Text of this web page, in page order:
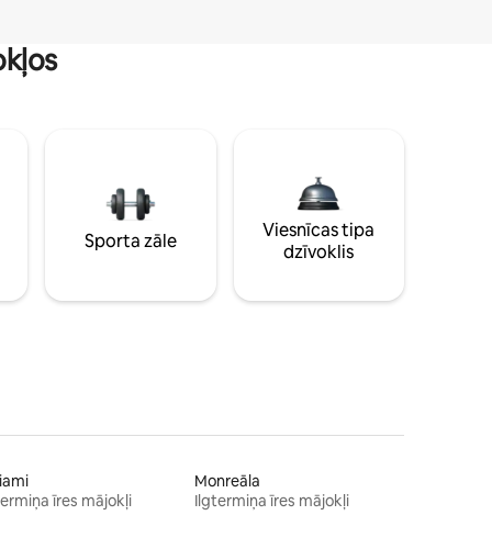
Sporta zāle
Viesnīcas tipa
dzīvoklis
īres mājokļi
Monreāla
Ilgtermiņa īres mājokļi